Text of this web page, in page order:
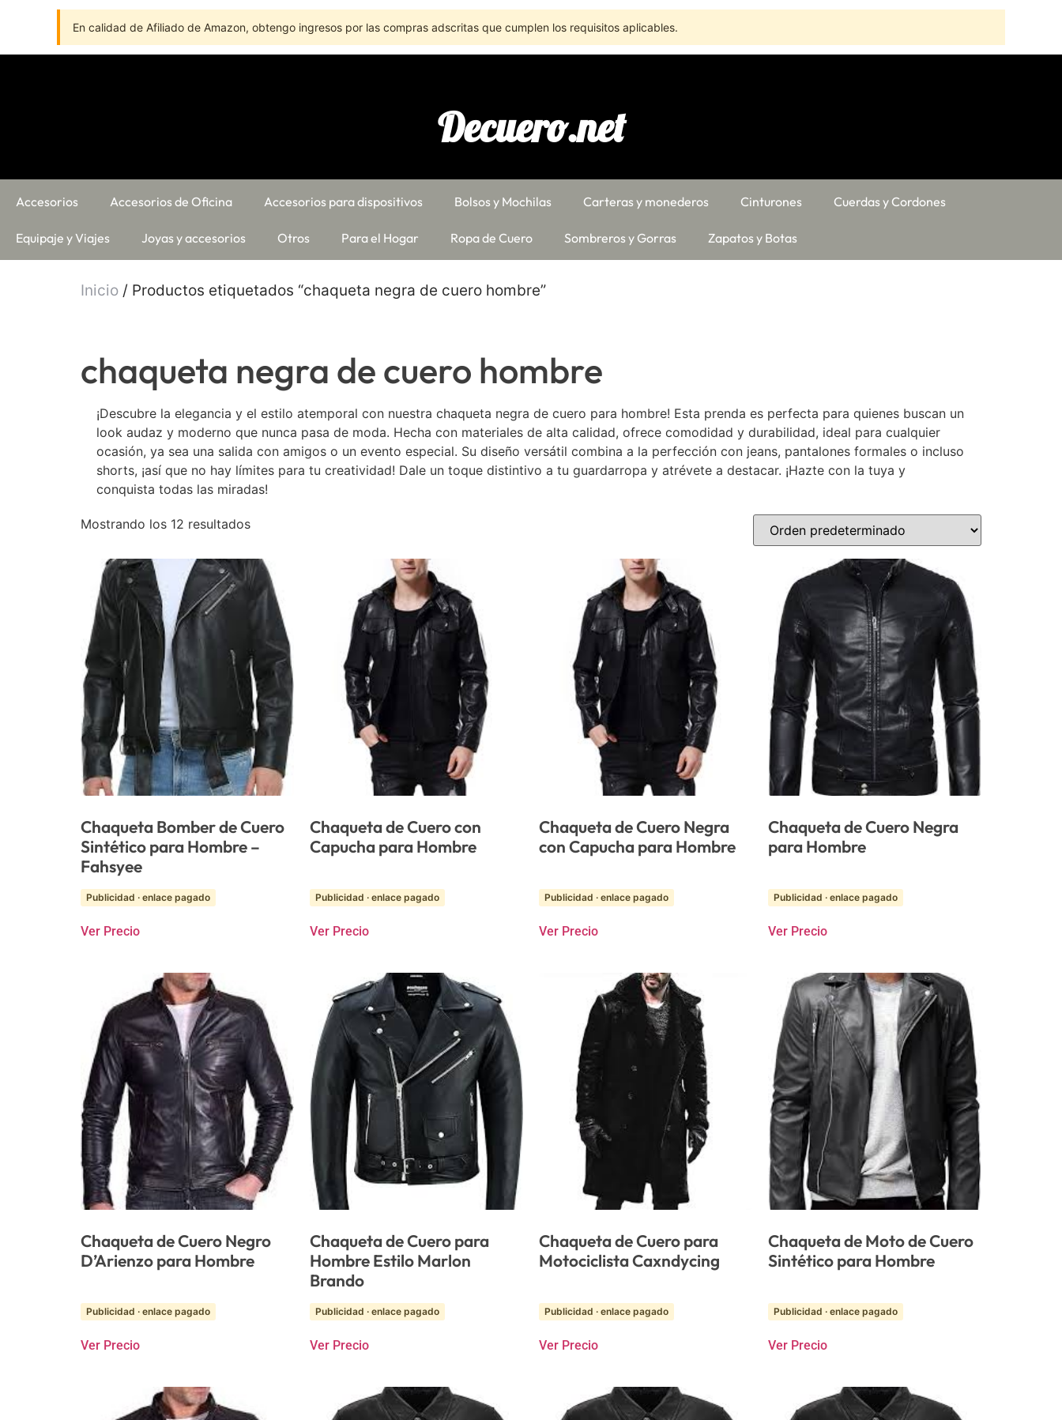
En calidad de Afiliado de Amazon, obtengo ingresos por las compras adscritas que cumplen los requisitos aplicables.
Decuero.net
Accesorios Accesorios de Oficina Accesorios para dispositivos Bolsos y Mochilas Carteras y monederos Cinturones Cuerdas y Cordones
Equipaje y Viajes Joyas y accesorios Otros Para el Hogar Ropa de Cuero Sombreros y Gorras Zapatos y Botas
Inicio / Productos etiquetados “chaqueta negra de cuero hombre”
chaqueta negra de cuero hombre
¡Descubre la elegancia y el estilo atemporal con nuestra chaqueta negra de cuero para hombre! Esta prenda es perfecta para quienes buscan un
look audaz y moderno que nunca pasa de moda. Hecha con materiales de alta calidad, ofrece comodidad y durabilidad, ideal para cualquier
ocasión, ya sea una salida con amigos o un evento especial. Su diseño versátil combina a la perfección con jeans, pantalones formales o incluso
shorts, ¡así que no hay límites para tu creatividad! Dale un toque distintivo a tu guardarropa y atrévete a destacar. ¡Hazte con la tuya y
conquista todas las miradas!
Mostrando los 12 resultados
Chaqueta Bomber de Cuero
Sintético para Hombre –
Fahsyee
Publicidad · enlace pagado
Ver Precio
Chaqueta de Cuero con
Capucha para Hombre
Publicidad · enlace pagado
Ver Precio
Chaqueta de Cuero Negra
con Capucha para Hombre
Publicidad · enlace pagado
Ver Precio
Chaqueta de Cuero Negra
para Hombre
Publicidad · enlace pagado
Ver Precio
Chaqueta de Cuero Negro
D’Arienzo para Hombre
Publicidad · enlace pagado
Ver Precio
Chaqueta de Cuero para
Hombre Estilo Marlon
Brando
Publicidad · enlace pagado
Ver Precio
Chaqueta de Cuero para
Motociclista Caxndycing
Publicidad · enlace pagado
Ver Precio
Chaqueta de Moto de Cuero
Sintético para Hombre
Publicidad · enlace pagado
Ver Precio